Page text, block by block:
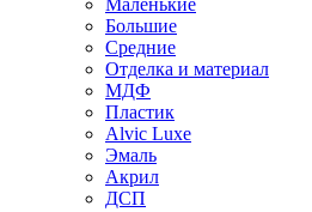
Маленькие
Большие
Средние
Отделка и материал
МДФ
Пластик
Alvic Luxe
Эмаль
Акрил
ДСП